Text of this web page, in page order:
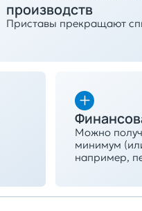
производств
Приставы прекращают
Можно
минимум
например,